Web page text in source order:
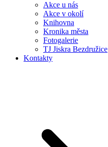
Akce u nás
Akce v okolí
Knihovna
Kronika města
Fotogalerie
TJ Jiskra Bezdružice
Kontakty